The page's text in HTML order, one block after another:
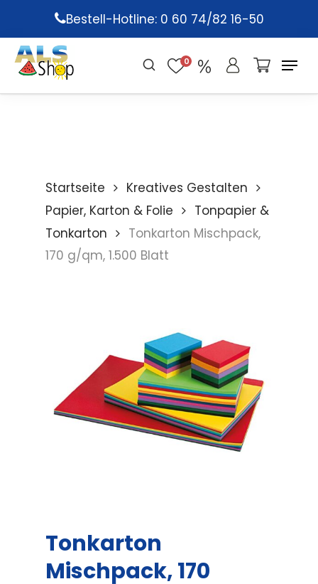
main
content
Bestell-Hotline: 0 60 74/82 16-50
0
Startseite
Kreatives Gestalten
Papier, Karton & Folie
Tonpapier &
Tonkarton
Tonkarton Mischpack,
170 g/qm, 1.500 Blatt
Tonkarton
Mischpack, 170